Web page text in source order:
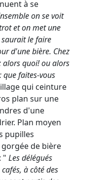
à se
on se voit
et on met une
le faire
d'une bière. Chez
alors quoi! ou alors
faites-vous
qui ceinture
plan sur une
d'une
Plan moyen
pupilles
de bière
" Les délégués
à côté des